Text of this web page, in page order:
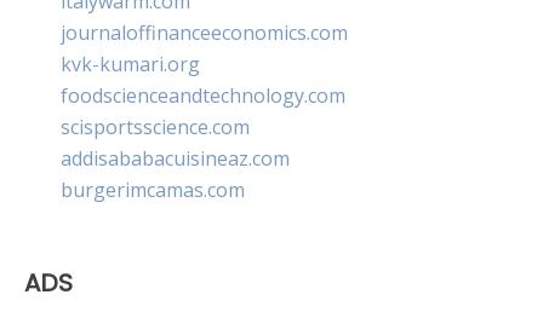
journaloffinanceeconomics.com
kvk-kumari.org
foodscienceandtechnology.com
scisportsscience.com
addisababacuisineaz.com
burgerimcamas.com
ADS